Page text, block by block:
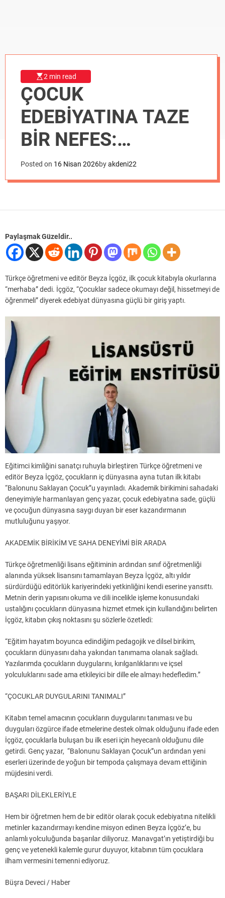
2 min read
ÇOCUK
EDEBİYATINA TAZE
BİR NEFES:
“BALONUNU
SAKLAYAN ÇOCUK”
Posted on 16 Nisan 2026byakdeni22
Paylaşmak Güzeldir..
Türkçe öğretmeni ve editör Beyza İçgöz, ilk çocuk kitabıyla okurlarına
“merhaba” dedi. İçgöz, “Çocuklar sadece okumayı değil, hissetmeyi de
öğrenmeli” diyerek edebiyat dünyasına güçlü bir giriş yaptı.
Eğitimci kimliğini sanatçı ruhuyla birleştiren Türkçe öğretmeni ve
editör Beyza İçgöz, çocukların iç dünyasına ayna tutan ilk kitabı
“Balonunu Saklayan Çocuk”u yayınladı. Akademik birikimini sahadaki
deneyimiyle harmanlayan genç yazar, çocuk edebiyatına sade, güçlü
ve çocuğun dünyasına saygı duyan bir eser kazandırmanın
mutluluğunu yaşıyor.
AKADEMİK BİRİKİM VE SAHA DENEYİMİ BİR ARADA
Türkçe öğretmenliği lisans eğitiminin ardından sınıf öğretmenliği
alanında yüksek lisansını tamamlayan Beyza İçgöz, altı yıldır
sürdürdüğü editörlük kariyerindeki yetkinliğini kendi eserine yansıttı.
Metnin derin yapısını okuma ve dili incelikle işleme konusundaki
ustalığını çocukların dünyasına hizmet etmek için kullandığını belirten
İçgöz, kitabın çıkış noktasını şu sözlerle özetledi:
“Eğitim hayatım boyunca edindiğim pedagojik ve dilsel birikim,
çocukların dünyasını daha yakından tanımama olanak sağladı.
Yazılarımda çocukların duygularını, kırılganlıklarını ve içsel
yolculuklarını sade ama etkileyici bir dille ele almayı hedefledim.”
“ÇOCUKLAR DUYGULARINI TANIMALI”
Kitabın temel amacının çocukların duygularını tanıması ve bu
duyguları özgürce ifade etmelerine destek olmak olduğunu ifade eden
İçgöz, çocuklarla buluşan bu ilk eseri için heyecanlı olduğunu dile
getirdi. Genç yazar, “Balonunu Saklayan Çocuk”un ardından yeni
eserleri üzerinde de yoğun bir tempoda çalışmaya devam ettiğinin
müjdesini verdi.
BAŞARI DİLEKLERİYLE
Hem bir öğretmen hem de bir editör olarak çocuk edebiyatına nitelikli
metinler kazandırmayı kendine misyon edinen Beyza İçgöz’e, bu
anlamlı yolculuğunda başarılar diliyoruz. Manavgat’ın yetiştirdiği bu
genç ve yetenekli kalemle gurur duyuyor, kitabının tüm çocuklara
ilham vermesini temenni ediyoruz.
Büşra Deveci / Haber